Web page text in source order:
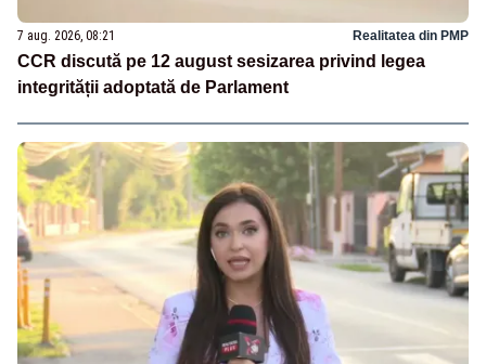
7 aug. 2026, 08:21 Realitatea din PMP
CCR discută pe 12 august sesizarea privind legea
integrității adoptată de Parlament